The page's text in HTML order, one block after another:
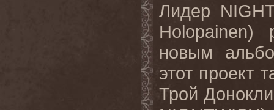
Лидер
Holopainen)
новым
этот проект
Трой